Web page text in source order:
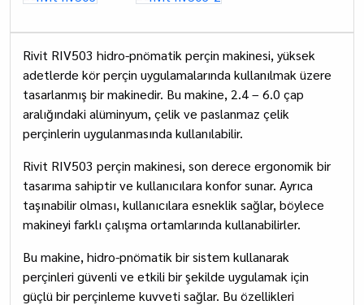
Rivit RIV503 hidro-pnömatik perçin makinesi, yüksek
adetlerde kör perçin uygulamalarında kullanılmak üzere
tasarlanmış bir makinedir. Bu makine, 2.4 – 6.0 çap
aralığındaki alüminyum, çelik ve paslanmaz çelik
perçinlerin uygulanmasında kullanılabilir.
Rivit RIV503 perçin makinesi, son derece ergonomik bir
tasarıma sahiptir ve kullanıcılara konfor sunar. Ayrıca
taşınabilir olması, kullanıcılara esneklik sağlar, böylece
makineyi farklı çalışma ortamlarında kullanabilirler.
Bu makine, hidro-pnömatik bir sistem kullanarak
perçinleri güvenli ve etkili bir şekilde uygulamak için
güçlü bir perçinleme kuvveti sağlar. Bu özellikleri